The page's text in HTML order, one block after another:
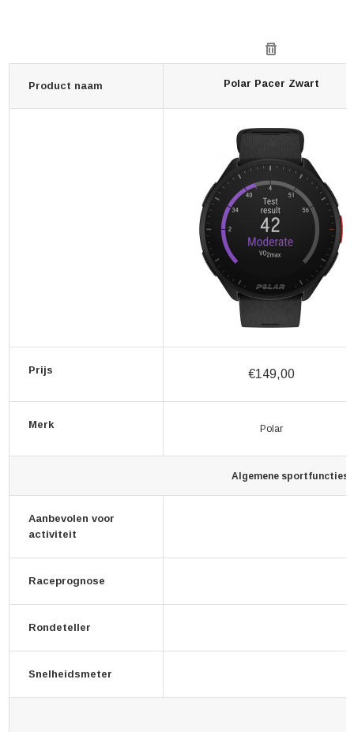
Product naam Polar Pacer Zwart
Prijs €149,00
Merk Polar
Algemene sportfuncties
Aanbevolen voor
activiteit
Raceprognose
Rondeteller
Snelheidsmeter